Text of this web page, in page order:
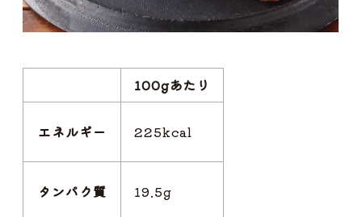
100gあたり
エネルギー 225kcal
タンパク質 19.5g